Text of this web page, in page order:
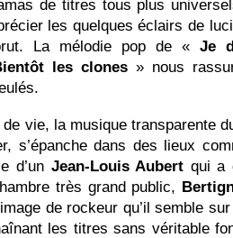
de titres tous plus
les quelques éclairs de
La mélodie pop de « Je
les clones » nous
vie, la musique transparente
s’épanche dans des lieux
d’unJean-Louis Aubert qui a
très grand public,
de rockeur qu’il semble
les titres sans véritable